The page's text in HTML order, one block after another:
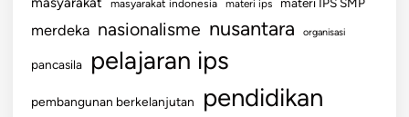
masyarakat indonesia materi ips
merdeka nasionalisme nusantara organisasi
pancasila pelajaran ips
pembangunan berkelanjutan pendidikan